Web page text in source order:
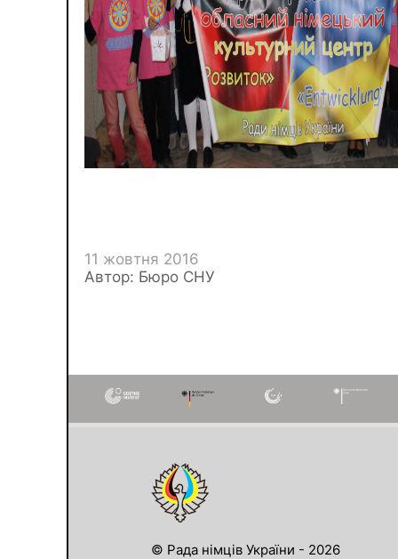
11 жовтня 2016
Автор: Бюро СНУ
© Рада німців України - 2026